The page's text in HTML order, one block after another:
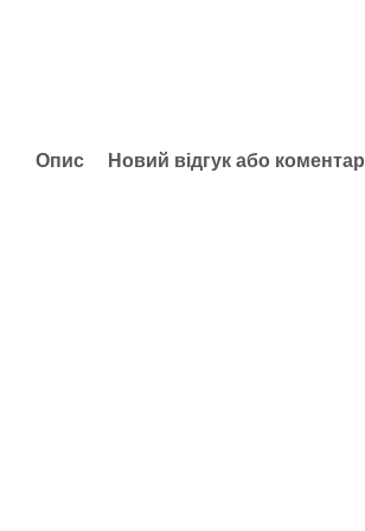
Опис Новий відгук або коментар